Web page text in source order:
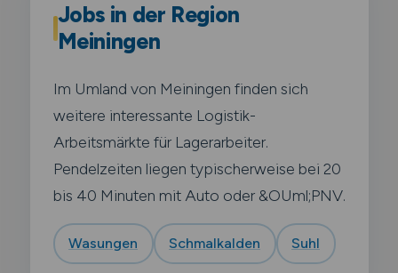
Jobs in der Region
Meiningen
Im Umland von Meiningen finden sich
weitere interessante Logistik-
Arbeitsmärkte für Lagerarbeiter.
Pendelzeiten liegen typischerweise bei 20
bis 40 Minuten mit Auto oder &OUml;PNV.
Wasungen Schmalkalden Suhl